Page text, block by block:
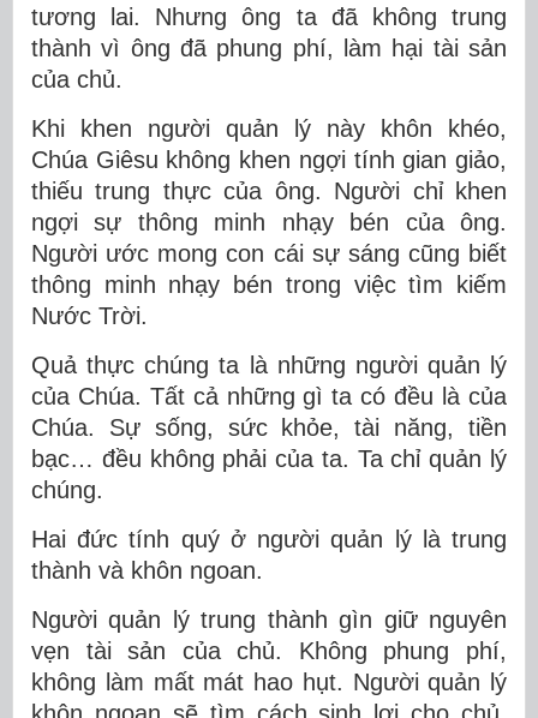
tương lai. Nhưng ông ta đã không trung
thành vì ông đã phung phí, làm hại tài sản
của chủ.
Khi khen người quản lý này khôn khéo,
Chúa Giêsu không khen ngợi tính gian giảo,
thiếu trung thực của ông. Người chỉ khen
ngợi sự thông minh nhạy bén của ông.
Người ước mong con cái sự sáng cũng biết
thông minh nhạy bén trong việc tìm kiếm
Nước Trời.
Quả thực chúng ta là những người quản lý
của Chúa. Tất cả những gì ta có đều là của
Chúa. Sự sống, sức khỏe, tài năng, tiền
bạc… đều không phải của ta. Ta chỉ quản lý
chúng.
Hai đức tính quý ở người quản lý là trung
thành và khôn ngoan.
Người quản lý trung thành gìn giữ nguyên
vẹn tài sản của chủ. Không phung phí,
không làm mất mát hao hụt. Người quản lý